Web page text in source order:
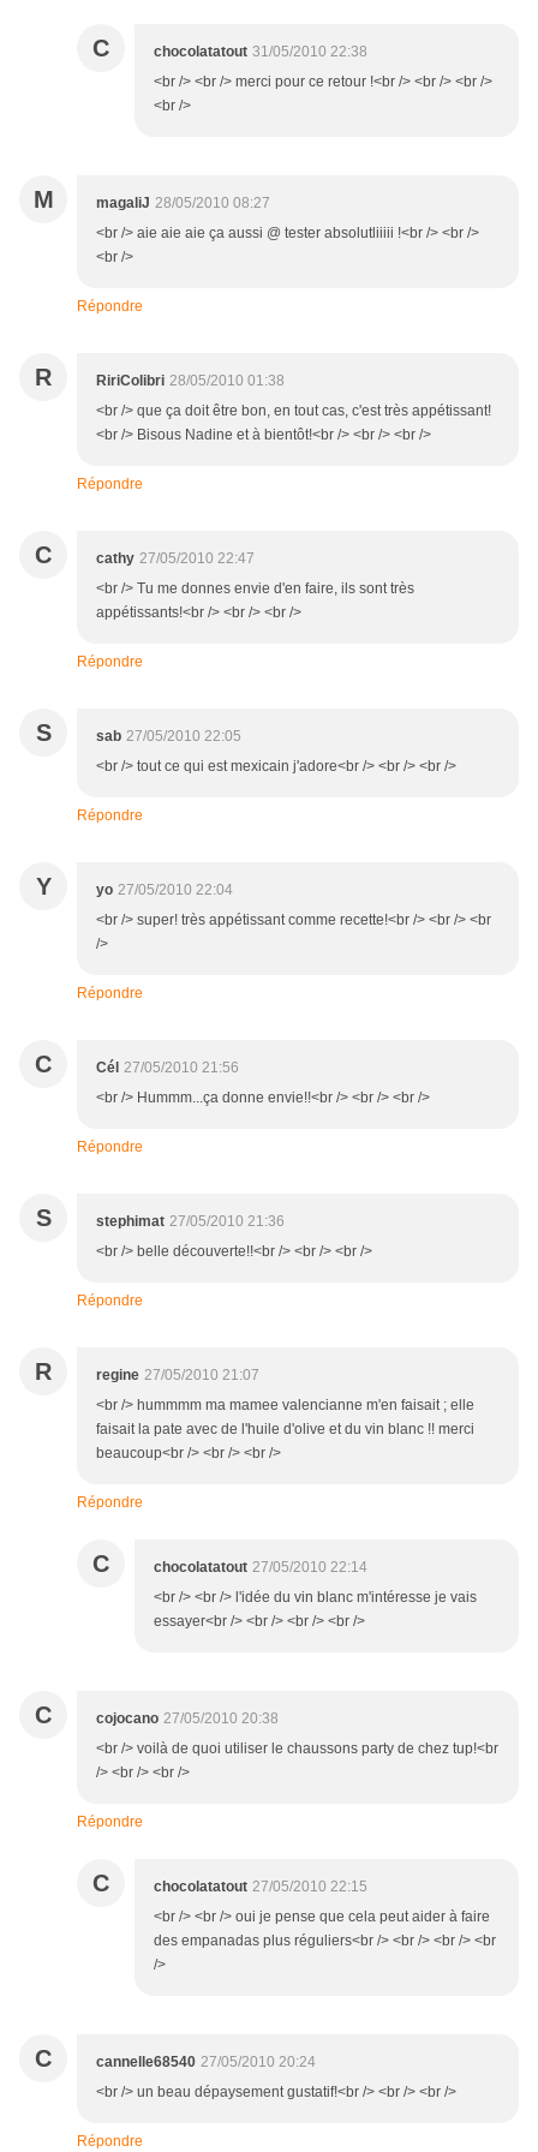
C chocolatatout 31/05/2010 22:38
<br /> <br /> merci pour ce retour !<br /> <br /> <br />
<br />
M magaliJ 28/05/2010 08:27
<br /> aie aie aie ça aussi @ tester absolutliiiii !<br /> <br />
<br />
Répondre
R RiriColibri 28/05/2010 01:38
<br /> que ça doit être bon, en tout cas, c'est très appétissant!
<br /> Bisous Nadine et à bientôt!<br /> <br /> <br />
Répondre
C cathy 27/05/2010 22:47
<br /> Tu me donnes envie d'en faire, ils sont très
appétissants!<br /> <br /> <br />
Répondre
S sab 27/05/2010 22:05
<br /> tout ce qui est mexicain j'adore<br /> <br /> <br />
Répondre
Y yo 27/05/2010 22:04
<br /> super! très appétissant comme recette!<br /> <br /> <br
/>
Répondre
C Cél 27/05/2010 21:56
<br /> Hummm...ça donne envie!!<br /> <br /> <br />
Répondre
S stephimat 27/05/2010 21:36
<br /> belle découverte!!<br /> <br /> <br />
Répondre
R regine 27/05/2010 21:07
<br /> hummmm ma mamee valencianne m'en faisait ; elle
faisait la pate avec de l'huile d'olive et du vin blanc !! merci
beaucoup<br /> <br /> <br />
Répondre
C chocolatatout 27/05/2010 22:14
<br /> <br /> l'idée du vin blanc m'intéresse je vais
essayer<br /> <br /> <br /> <br />
C cojocano 27/05/2010 20:38
<br /> voilà de quoi utiliser le chaussons party de chez tup!<br
/> <br /> <br />
Répondre
C chocolatatout 27/05/2010 22:15
<br /> <br /> oui je pense que cela peut aider à faire
des empanadas plus réguliers<br /> <br /> <br /> <br
/>
C cannelle68540 27/05/2010 20:24
<br /> un beau dépaysement gustatif!<br /> <br /> <br />
Répondre